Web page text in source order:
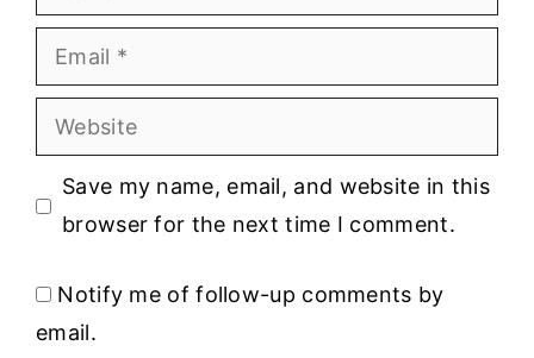
Email
Website
Save my name, email, and website in this
browser for the next time I comment.
Notify me of follow-up comments by
email.